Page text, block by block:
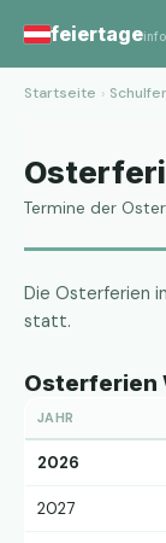
feiertage
Startseite ›
Termine der
Die Osterferien
statt.
Osterferien
JAHR
2026
2027